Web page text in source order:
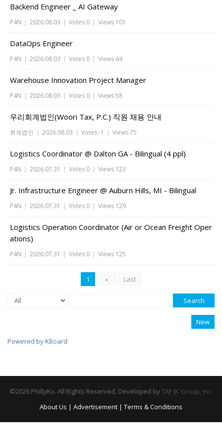
Backend Engineer _ AI Gateway
P4N | 2026.08.03 | Votes 0 | Views 101
DataOps Engineer
P4N | 2026.08.03 | Votes 0 | Views 64
Warehouse Innovation Project Manager
P4N | 2026.08.03 | Votes 0 | Views 58
우리회계법인(Woori Tax, P.C.) 직원 채용 안내
회계법인 | 2026.08.03 | Votes -1 | Views 75
Logistics Coordinator @ Dalton GA - Bilingual (4 ppl)
P4N | 2026.07.31 | Votes 0 | Views 123
Jr. Infrastructure Engineer @ Auburn Hills, MI - Bilingual
P4N | 2026.07.31 | Votes 0 | Views 129
Logistics Operation Coordinator (Air or Ocean Freight Oper
ations)
P4N | 2026.07.31 | Votes 0 | Views 125
1 » Last
Search
New
Powered by KBoard
©2026 PhillyKo. All Rights Reserved. Developed byTAF JK Group, Inc.
About Us | Advertisement | Terms & Conditions